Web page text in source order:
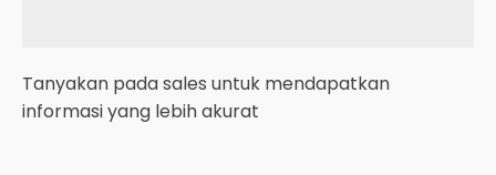
Tanyakan pada sales untuk mendapatkan
informasi yang lebih akurat